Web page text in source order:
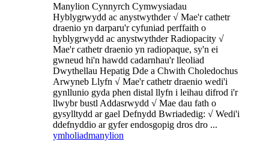
Manylion Cynnyrch Cymwysiadau
Hyblygrwydd ac anystwythder √ Mae'r cathetr
draenio yn darparu'r cyfuniad perffaith o
hyblygrwydd ac anystwythder Radiopacity √
Mae'r cathetr draenio yn radiopaque, sy'n ei
gwneud hi'n hawdd cadarnhau'r lleoliad
Dwythellau Hepatig Dde a Chwith Choledochus
Arwyneb Llyfn √ Mae'r cathetr draenio wedi'i
gynllunio gyda phen distal llyfn i leihau difrod i'r
llwybr bustl Addasrwydd √ Mae dau fath o
gysylltydd ar gael Defnydd Bwriadedig: √ Wedi'i
ddefnyddio ar gyfer endosgopig dros dro ...
ymholiadmanylion